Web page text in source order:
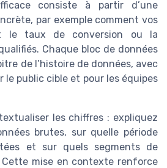
consiste à partir d’une
par exemple comment vos
le taux de conversion ou la
Chaque bloc de données
de l’histoire de données, avec
le public cible et pour les équipes
les chiffres : expliquez
brutes, sur quelle période
et sur quels segments de
mise en contexte renforce